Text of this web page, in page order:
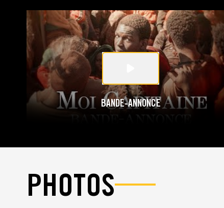
BANDE-ANNONCE
PHOTOS